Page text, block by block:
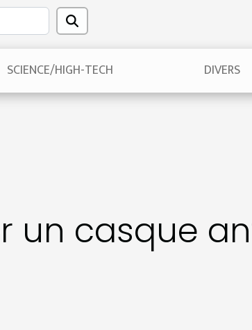
SCIENCE/HIGH-TECH DIVERS
un casque